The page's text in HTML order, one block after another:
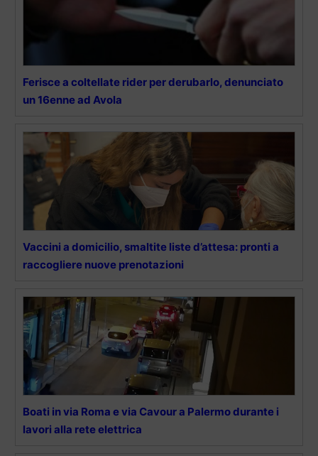
Ferisce a coltellate rider per derubarlo, denunciato
un 16enne ad Avola
Vaccini a domicilio, smaltite liste d’attesa: pronti a
raccogliere nuove prenotazioni
Boati in via Roma e via Cavour a Palermo durante i
lavori alla rete elettrica